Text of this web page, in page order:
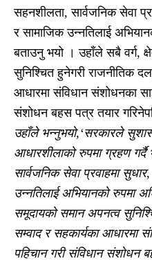
सहनशीलता, सार्वजनिक सेवा
र सामाजिक उन्नतिलाई
बताउनु भयो । उहाँले सबै वर्ग,
सुनिश्चित हुनेगरी राजनीतिक
आधारमा संविधान संशोधनका
संशोधन बहस पत्र तयार
उहाँले भन्नुभयो,‘सरकारले
आधारशीलाको रुपमा ग्रहण गर्दै
सार्वजनिक सेवा प्रवाहमा
उन्नतिलाई अभियानको रुपमा
समूदायको समान अपनत्व
सम्वाद र सहकार्यका आधारमा
पहिचान गरी संविधान संशोधन